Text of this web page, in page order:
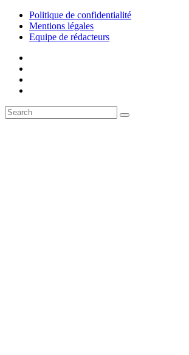
Politique de confidentialité
Mentions légales
Equipe de rédacteurs